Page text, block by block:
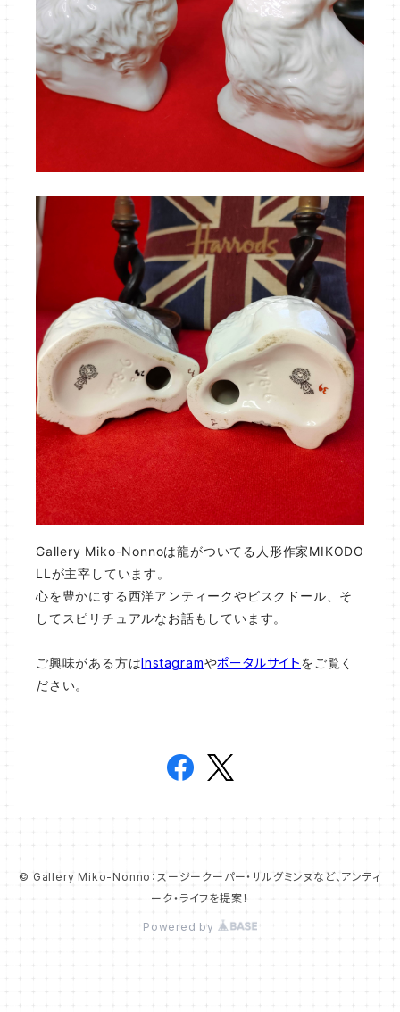
Gallery Miko-Nonnoは龍がついてる人形作家MIKODO
LLが主宰しています。
心を豊かにする西洋アンティークやビスクドール、そ
してスピリチュアルなお話もしています。
ご興味がある方はInstagramやポータルサイトをご覧く
ださい。
© Gallery Miko-Nonno：スージークーパー・サルグミンヌなど、アンティ
ーク・ライフを提案！
Powered by